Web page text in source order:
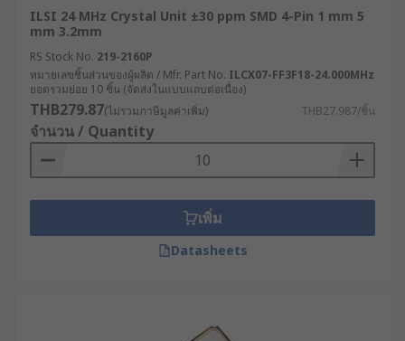
ILSI 24 MHz Crystal Unit ±30 ppm SMD 4-Pin 1 mm 5
mm 3.2mm
RS Stock No. 219-2160P
หมายเลขชิ้นส่วนของผู้ผลิต / Mfr. Part No. ILCX07-FF3F18-24.000MHz
ยอดรวมย่อย 10 ชิ้น (จัดส่งในแบบแถบต่อเนื่อง)
THB279.87(ไม่รวมภาษีมูลค่าเพิ่ม) THB27.987/ชิ้น
จำนวน / Quantity
เพิ่ม
Datasheets